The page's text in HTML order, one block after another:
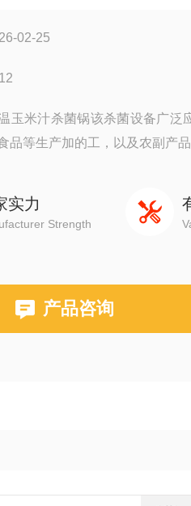
02-25
玉米汁杀菌锅该杀菌设备广泛
品等生产加的工，以及农副产
实力
Strength
产品咨询